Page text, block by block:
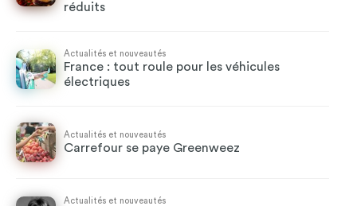
réduits
Actualités et nouveautés
France : tout roule pour les véhicules
électriques
Actualités et nouveautés
Carrefour se paye Greenweez
Actualités et nouveautés